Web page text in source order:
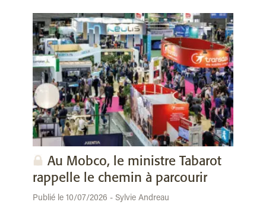
Au Mobco, le ministre Tabarot
rappelle le chemin à parcourir
Publié le 10/07/2026 - Sylvie Andreau